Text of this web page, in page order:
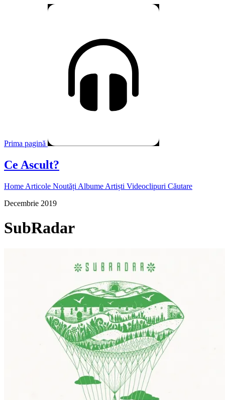
Prima pagină
Ce Ascult?
Home Articole Noutăți Albume Artiști Videoclipuri Căutare
Decembrie 2019
SubRadar
Implant Pentru Refuz
Videoclipuri